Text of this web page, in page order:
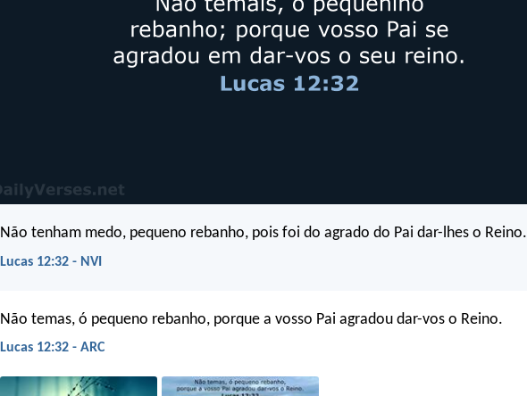
Não tenham medo, pequeno rebanho, pois foi do agrado do Pai dar-lhes o Reino.
Lucas 12:32 - NVI
Não temas, ó pequeno rebanho, porque a vosso Pai agradou dar-vos o Reino.
Lucas 12:32 - ARC